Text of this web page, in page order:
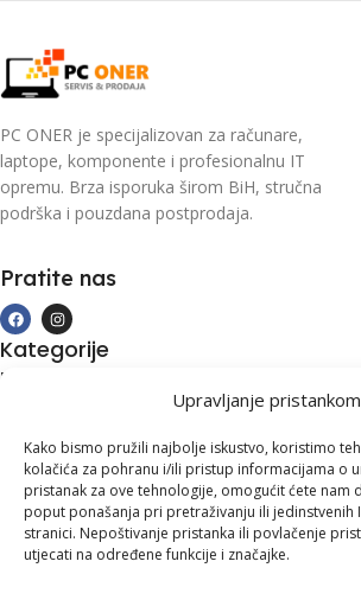
Upravljanje pristankom
Kako bismo pružili najbolje iskustvo, koristimo
kolačića za pohranu i/ili pristup informacijama o
pristanak za ove tehnologije, omogućit ćete
poput ponašanja pri pretraživanju ili jedinstvenih
stranici. Nepoštivanje pristanka ili povlačenje
utjecati na određene funkcije i značajke.
PC ONER je specijalizovan za računare,
laptope, komponente i profesionalnu IT
opremu. Brza isporuka širom BiH, stručna
podrška i pouzdana postprodaja.
Pratite nas
Kategorije
Kupovina i podrška
Kontakt informacije
Branilaca Bosne, 75 300 Lukavac
+387 35 555 999
info@pconer.ba